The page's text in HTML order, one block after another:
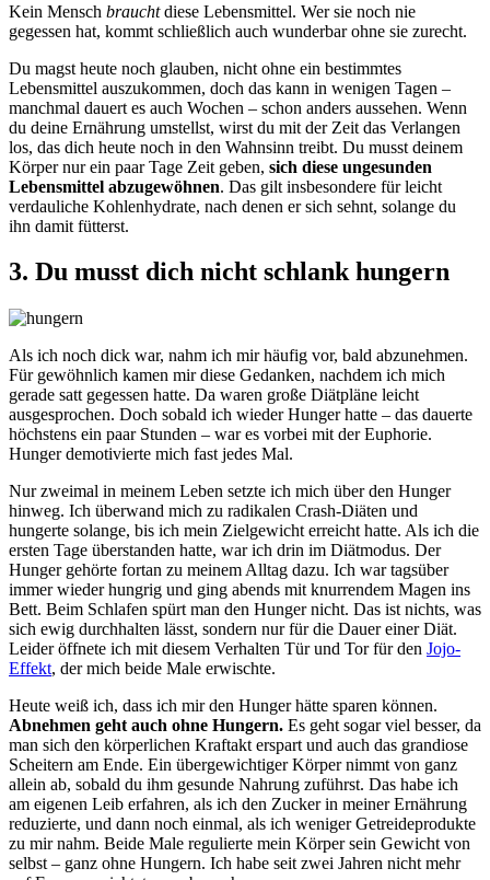
Kein Mensch brauchtdiese Lebensmittel. Wer sie noch nie
gegessen hat, kommt schließlich auch wunderbar ohne sie zurecht.
Du magst heute noch glauben, nicht ohne ein bestimmtes
Lebensmittel auszukommen, doch das kann in wenigen Tagen –
manchmal dauert es auch Wochen – schon anders aussehen. Wenn
du deine Ernährung umstellst, wirst du mit der Zeit das Verlangen
los, das dich heute noch in den Wahnsinn treibt. Du musst deinem
Körper nur ein paar Tage Zeit geben, sich diese ungesunden
Lebensmittel abzugewöhnen. Das gilt insbesondere für leicht
verdauliche Kohlenhydrate, nach denen er sich sehnt, solange du
ihn damit fütterst.
3. Du musst dich nicht schlank hungern
Als ich noch dick war, nahm ich mir häufig vor, bald abzunehmen.
Für gewöhnlich kamen mir diese Gedanken, nachdem ich mich
gerade satt gegessen hatte. Da waren große Diätpläne leicht
ausgesprochen. Doch sobald ich wieder Hunger hatte – das dauerte
höchstens ein paar Stunden – war es vorbei mit der Euphorie.
Hunger demotivierte mich fast jedes Mal.
Nur zweimal in meinem Leben setzte ich mich über den Hunger
hinweg. Ich überwand mich zu radikalen Crash-Diäten und
hungerte solange, bis ich mein Zielgewicht erreicht hatte. Als ich die
ersten Tage überstanden hatte, war ich drin im Diätmodus. Der
Hunger gehörte fortan zu meinem Alltag dazu. Ich war tagsüber
immer wieder hungrig und ging abends mit knurrendem Magen ins
Bett. Beim Schlafen spürt man den Hunger nicht. Das ist nichts, was
sich ewig durchhalten lässt, sondern nur für die Dauer einer Diät.
Leider öffnete ich mit diesem Verhalten Tür und Tor für den Jojo-
Effekt, der mich beide Male erwischte.
Heute weiß ich, dass ich mir den Hunger hätte sparen können.
Abnehmen geht auch ohne Hungern. Es geht sogar viel besser, da
man sich den körperlichen Kraftakt erspart und auch das grandiose
Scheitern am Ende. Ein übergewichtiger Körper nimmt von ganz
allein ab, sobald du ihm gesunde Nahrung zuführst. Das habe ich
am eigenen Leib erfahren, als ich den Zucker in meiner Ernährung
reduzierte, und dann noch einmal, als ich weniger Getreideprodukte
zu mir nahm. Beide Male regulierte mein Körper sein Gewicht von
selbst – ganz ohne Hungern. Ich habe seit zwei Jahren nicht mehr